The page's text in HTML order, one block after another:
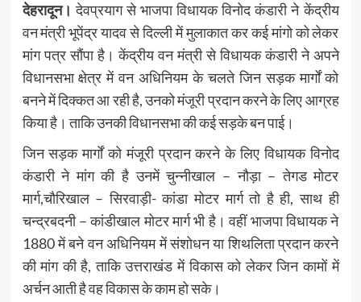
देहरादून। देवप्रयाग से भाजपा विधायक विनोद कंडारी ने केंद्रीय
वन मंत्री भूपेंद्र यादव से दिल्ली में मुलाकात कर कई मांगो को लेकर
मांग पत्र सौंपा है। केंद्रीय वन मंत्री से विधायक कंडारी ने अपने
विधानसभा क्षेत्र में वन अधिनियम के चलते जिन सड़क मार्गों को
बनने में दिक्कत आ रही है, उनको मंजूरी प्रदान करने के लिए आग्रह
किया है। ताकि उनकी विधानसभा की कई सड़के बन पाई।
जिन सड़क मार्गों को मंजूरी प्रदान करने के लिए विधायक विनोद
कंडारी ने मांग की है उनमें चुन्नीखाल – नौड़ा – तेगड मोटर
मार्ग,चौरिखाल – सिरवाड़ी- कांडा मोटर मार्ग तो है ही, साथ ही
चन्द्रबदनी – कांडीखाल मोटर मार्ग भी है। वहीं भाजपा विधायक ने
1880 में बने वन अधिनियम में संशोधन या शिथलिता प्रदान करने
की मांग की है, ताकि उत्तराखंड में विकास को लेकर जिन कामों में
अर्चन आती है वह विकास के काम हो सके।